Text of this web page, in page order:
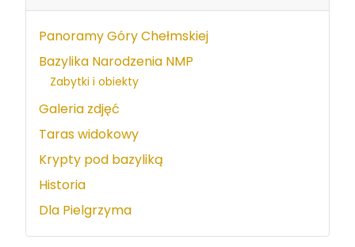
Panoramy Góry Chełmskiej
Bazylika Narodzenia NMP
Zabytki i obiekty
Galeria zdjęć
Taras widokowy
Krypty pod bazyliką
Historia
Dla Pielgrzyma